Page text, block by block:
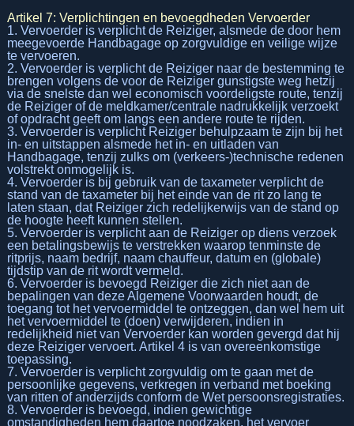
Artikel 7: Verplichtingen en bevoegdheden Vervoerder
1. Vervoerder is verplicht de Reiziger, alsmede de door hem
meegevoerde Handbagage op zorgvuldige en veilige wijze
te vervoeren.
2. Vervoerder is verplicht de Reiziger naar de bestemming te
brengen volgens de voor de Reiziger gunstigste weg hetzij
via de snelste dan wel economisch voordeligste route, tenzij
de Reiziger of de meldkamer/centrale nadrukkelijk verzoekt
of opdracht geeft om langs een andere route te rijden.
3. Vervoerder is verplicht Reiziger behulpzaam te zijn bij het
in- en uitstappen alsmede het in- en uitladen van
Handbagage, tenzij zulks om (verkeers-)technische redenen
volstrekt onmogelijk is.
4. Vervoerder is bij gebruik van de taxameter verplicht de
stand van de taxameter bij het einde van de rit zo lang te
laten staan, dat Reiziger zich redelijkerwijs van de stand op
de hoogte heeft kunnen stellen.
5. Vervoerder is verplicht aan de Reiziger op diens verzoek
een betalingsbewijs te verstrekken waarop tenminste de
ritprijs, naam bedrijf, naam chauffeur, datum en (globale)
tijdstip van de rit wordt vermeld.
6. Vervoerder is bevoegd Reiziger die zich niet aan de
bepalingen van deze Algemene Voorwaarden houdt, de
toegang tot het vervoermiddel te ontzeggen, dan wel hem uit
het vervoermiddel te (doen) verwijderen, indien in
redelijkheid niet van Vervoerder kan worden gevergd dat hij
deze Reiziger vervoert. Artikel 4 is van overeenkomstige
toepassing.
7. Vervoerder is verplicht zorgvuldig om te gaan met de
persoonlijke gegevens, verkregen in verband met boeking
van ritten of anderzijds conform de Wet persoonsregistraties.
8. Vervoerder is bevoegd, indien gewichtige
omstandigheden hem daartoe noodzaken, het vervoer